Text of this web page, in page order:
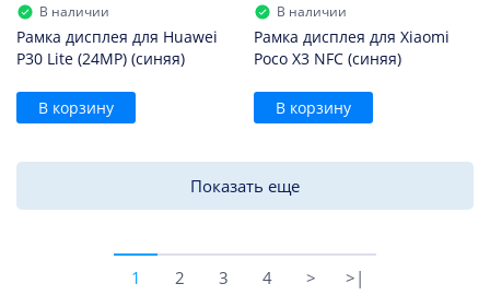
В наличии
Рамка дисплея для Huawei
P30 Lite (24MP) (синяя)
В корзину
В наличии
Рамка дисплея для Xiaomi
Poco X3 NFC (синяя)
В корзину
Показать еще
1 2 3 4 > >|